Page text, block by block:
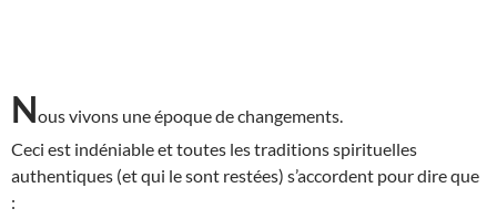
Nous vivons une époque de changements.
Ceci est indéniable et toutes les traditions spirituelles
authentiques (et qui le sont restées) s’accordent pour dire que
: